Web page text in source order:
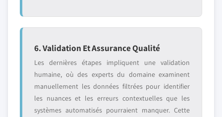
6. Validation Et Assurance Qualité
Les dernières étapes impliquent une validation
humaine, où des experts du domaine examinent
manuellement les données filtrées pour identifier
les nuances et les erreurs contextuelles que les
systèmes automatisés pourraient manquer. Cette